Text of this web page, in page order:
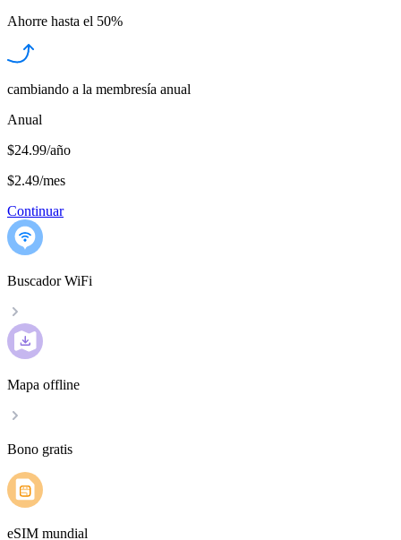
Ahorre hasta el 50%
cambiando a la membresía anual
Anual
$24.99/año
$2.49/mes
Continuar
Buscador WiFi
Mapa offline
Bono gratis
eSIM mundial